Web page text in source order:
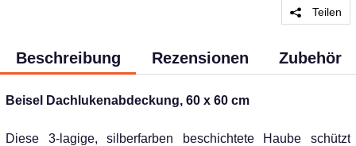
Teilen
Beschreibung Rezensionen Zubehör
Beisel Dachlukenabdeckung, 60 x 60 cm
Diese 3-lagige, silberfarben beschichtete Haube schützt